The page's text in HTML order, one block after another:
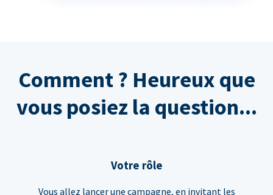
Comment ? Heureux que
vous posiez la question...
Votre rôle
Vous allez lancer une campagne, en invitant les